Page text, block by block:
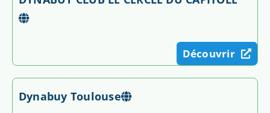
Découvrir
Dynabuy Toulouse